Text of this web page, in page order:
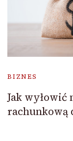
BIZNES
Jak wyłowić
rachunkową